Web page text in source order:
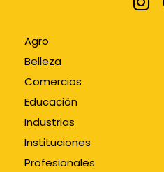
Agro
Belleza
Comercios
Educación
Industrias
Instituciones
Profesionales